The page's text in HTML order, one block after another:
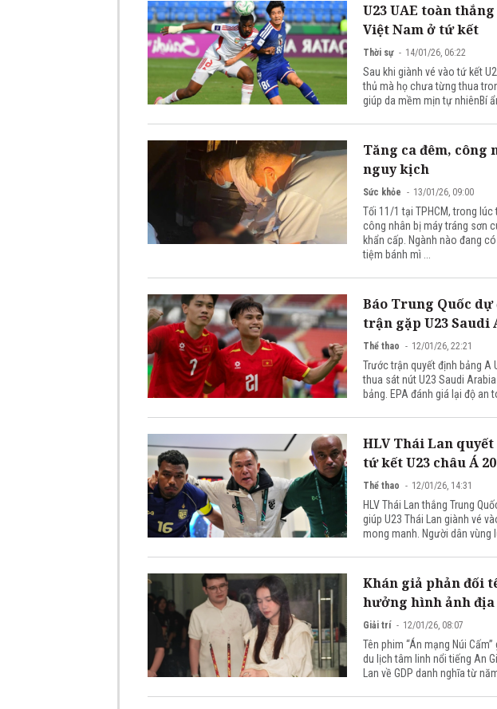
U23 UAE toàn
Việt Nam ở tứ kết
Thời sự 14/01/26, 06:22
Sau khi giành vé vào tứ kết
thủ mà họ chưa từng thua
giúp da mềm mịn tự nhiênBí
Tăng ca đêm, công
nguy kịch
Sức khỏe 13/01/26, 09:00
Tối 11/1 tại TPHCM, trong
công nhân bị máy tráng sơn
khẩn cấp. Ngành nào đang
tiệm bánh mì ...
Báo Trung Quốc dự
trận gặp U23 Saudi
Thể thao 12/01/26, 22:21
Trước trận quyết định bảng A
thua sát nút U23 Saudi
bảng. EPA đánh giá lại độ an
HLV Thái Lan
tứ kết U23 châu Á
Thể thao 12/01/26, 14:31
HLV Thái Lan thắng Trung
giúp U23 Thái Lan giành vé
mong manh. Người dân vùng
Khán giả phản đối
hưởng hình ảnh
Giải trí 12/01/26, 08:07
Tên phim “Án mạng Núi
du lịch tâm linh nổi tiếng An
Lan về GDP danh nghĩa từ